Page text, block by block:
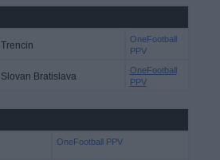
Trencin
OneFootball
PPV
Slovan Bratislava
OneFootball
PPV
OneFootball PPV